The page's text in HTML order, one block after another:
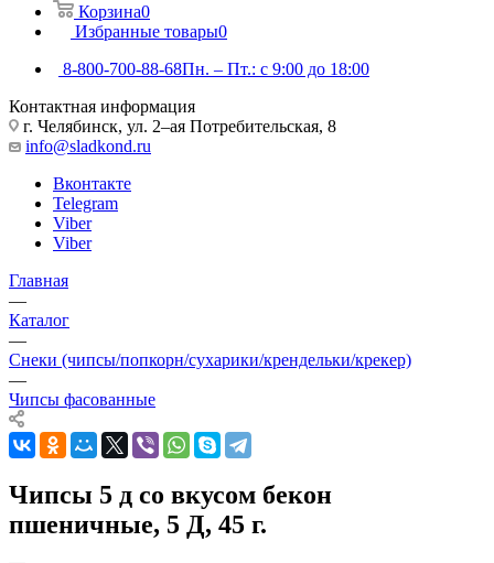
Корзина0
Избранные товары0
8-800-700-88-68Пн. – Пт.: с 9:00 до 18:00
Контактная информация
г. Челябинск, ул. 2–ая Потребительская, 8
info@sladkond.ru
Вконтакте
Telegram
Viber
Viber
Главная
—
Каталог
—
Снеки (чипсы/попкорн/сухарики/крендельки/крекер)
—
Чипсы фасованные
Чипсы 5 д со вкусом бекон
пшеничные, 5 Д, 45 г.